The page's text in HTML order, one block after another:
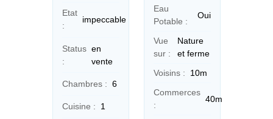
Etat
:
impeccable
Status
:
en
vente
Chambres : 6
Cuisine : 1
Eau
Potable :
Oui
Vue
sur :
Nature
et ferme
Voisins :
10m
Commerces
:
40m